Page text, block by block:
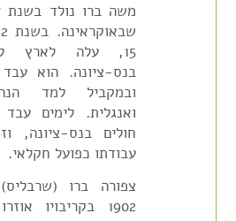
15, עלה לארץ
בנס-ציונה. הוא
ובמקביל למד
ואנגלית. לימים
חולים בנס-ציונה,
עבודתו כפועל חקלאי.
צפורה ברו
1902 בקריבויו